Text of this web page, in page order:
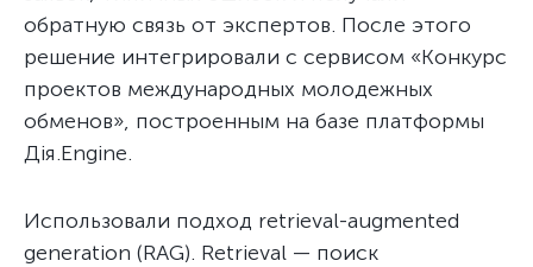
обратную связь от экспертов. После этого
решение интегрировали с сервисом «Конкурс
проектов международных молодежных
обменов», построенным на базе платформы
Дія.Engine.
Использовали подход retrieval-augmented
generation (RAG). Retrieval — поиск